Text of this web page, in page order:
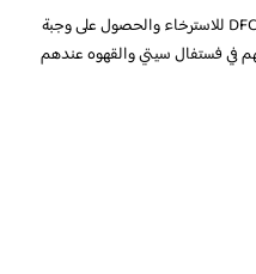
مكان رائع في DFC للاسترخاء والحصول على وجبة
في فستفال سيتي والقهوه عندهم